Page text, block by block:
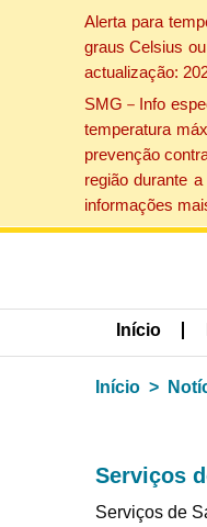
Alerta para
graus Celsius
actualização:
SMG－Info
temperatura
prevenção
região durante
informações
Início
Início
Serviços
Serviços de